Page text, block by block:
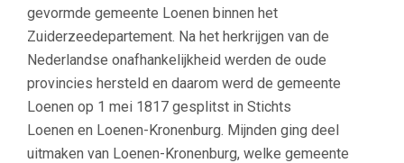
gevormde gemeente Loenen binnen het
Zuiderzeedepartement. Na het herkrijgen van de
Nederlandse onafhankelijkheid werden de oude
provincies hersteld en daarom werd de gemeente
Loenen op 1 mei 1817 gesplitst in Stichts
Loenen en Loenen-Kronenburg. Mijnden ging deel
uitmaken van Loenen-Kronenburg, welke gemeente